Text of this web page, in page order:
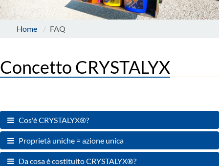
Home FAQ
Concetto CRYSTALYX
Cos'è CRYSTALYX®?
Proprietà uniche = azione unica
Da cosa è costituito CRYSTALYX®?